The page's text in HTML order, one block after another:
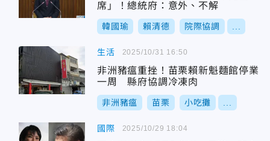
席」！總統府：意外、不解
韓國瑜 賴清德 院際協調
生活
非洲豬瘟重挫！苗栗賴新魁麵館停業
一周 縣府協調冷凍肉
非洲豬瘟 苗栗 小吃攤
2025/10/31 16:50
國際 2025/10/29 18:04